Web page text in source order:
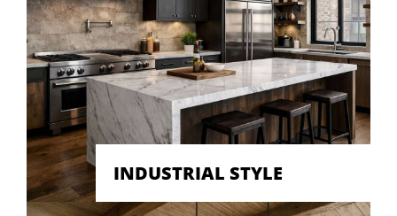
INDUSTRIAL STYLE